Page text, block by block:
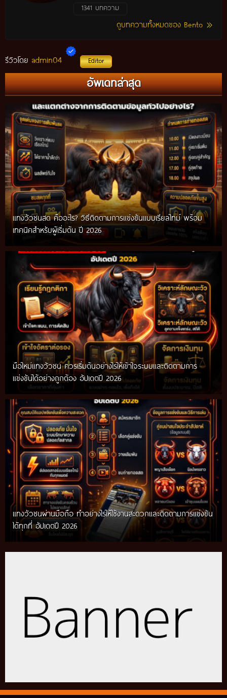
1341 บทความ
ดูบทความทั้งหมดของ Bento
รีวิวโดย admin04 Editor
อัพเดทล่าสุด
แทงวัวชนสด คืออะไร? วิธีติดตามการแข่งขันแบบเรียลไทม์ พร้อม
เทคนิคสำหรับผู้เริ่มต้น ปี 2026
มือใหม่แทงวัวชน ควรเริ่มต้นอย่างไรให้เข้าใจระบบและติดตามการ
แข่งขันได้อย่างถูกต้อง อัปเดตปี 2026
แทงวัวชนผ่านมือถือ ทำอย่างไรให้ใช้งานสะดวกและติดตามการแข่งขัน
ได้ทุกที่ อัปเดตปี 2026